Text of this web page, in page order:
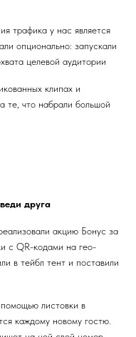
трафика у нас является
опционально: запускали
целевой аудитории
клипах и
те, что набрали большой
друга
акцию Бонус за
с QR-кодами на гео-
в тейбл тент и поставили
листовки в
каждому новому гостю.